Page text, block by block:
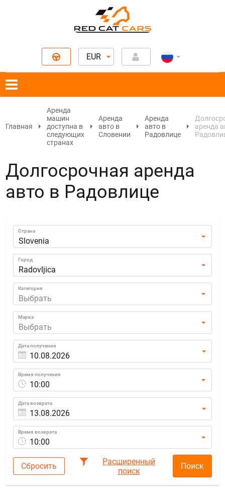
EUR
Главная
Аренда
машин
доступна в
следующих
странах
Аренда
авто в
Словении
Аренда
авто в
Радовлице
аренда
Долгосрочная аренда
авто в Радовлице
Страна
Slovenia
Город
Radovljica
Категория
Выбрать
Марка
Выбрать
Дата получения
Время получения
10:00
Дата возврата
Время возврата
10:00
Сбросить
Расширенный
поиск
Поиск